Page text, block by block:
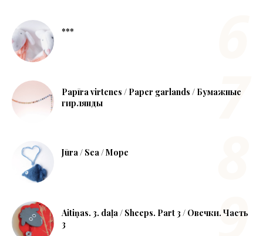
***
Papīra virtenes / Paper garlands / Бумажные
гирлянды
Jūra / Sea / Море
Aitiņas. 3. daļa / Sheeps. Part 3 / Овечки. Часть
3